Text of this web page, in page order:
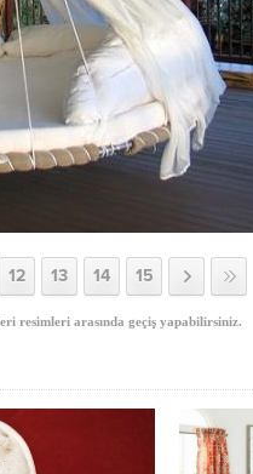
12 13 14 15
resimleri arasında geçiş yapabilirsiniz.